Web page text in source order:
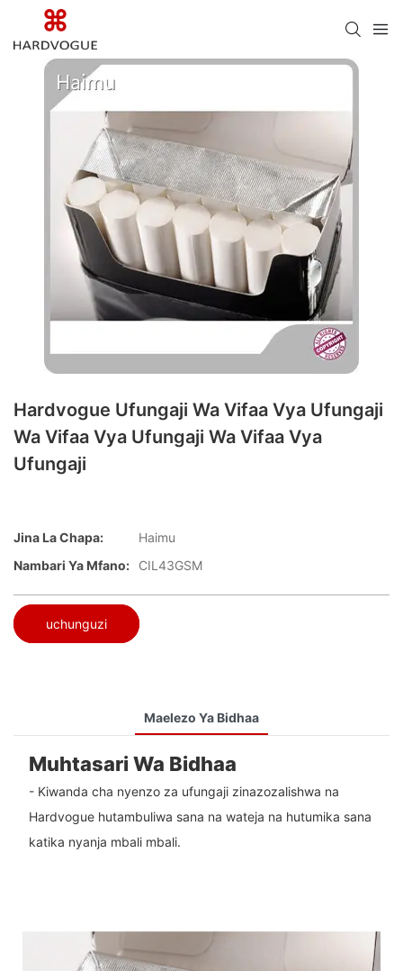
Hardvogue Ufungaji Wa Vifaa Vya Ufungaji
Wa Vifaa Vya Ufungaji Wa Vifaa Vya
Ufungaji
Jina La Chapa:
Haimu
Nambari Ya Mfano:
CIL43GSM
uchunguzi
Maelezo Ya Bidhaa
Muhtasari Wa Bidhaa
- Kiwanda cha nyenzo za ufungaji zinazozalishwa na
Hardvogue hutambuliwa sana na wateja na hutumika sana
katika nyanja mbali mbali.